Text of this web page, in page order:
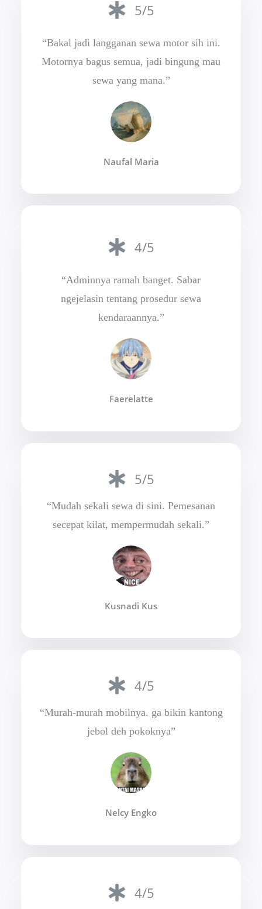
5/5
“Bakal jadi langganan sewa motor sih ini.
Motornya bagus semua, jadi bingung mau
sewa yang mana.”
Naufal Maria
4/5
“Adminnya ramah banget. Sabar
ngejelasin tentang prosedur sewa
kendaraannya.”
Faerelatte
5/5
“Mudah sekali sewa di sini. Pemesanan
secepat kilat, mempermudah sekali.”
Kusnadi Kus
4/5
“Murah-murah mobilnya. ga bikin kantong
jebol deh pokoknya”
Nelcy Engko
4/5